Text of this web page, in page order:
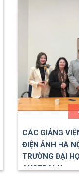
CÁC GIẢNG
ĐIỆN ẢNH HÀ
TRƯỜNG ĐẠI
AUSTRALIA